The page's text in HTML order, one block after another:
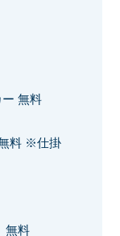
無料
料 ※仕掛
無料